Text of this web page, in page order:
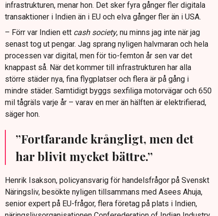
infrastrukturen, menar hon. Det sker fyra gånger fler digitala
transaktioner i Indien än i EU och elva gånger fler än i USA.
– Förr var Indien ett cash society, nu minns jag inte när jag
senast tog ut pengar. Jag sprang nyligen halvmaran och hela
processen var digital, men för tio-femton år sen var det
knappast så. När det kommer till infrastrukturen har alla
större städer nya, fina flygplatser och flera är på gång i
mindre städer. Samtidigt byggs sexfiliga motorvägar och 650
mil tågräls varje år – varav en mer än hälften är elektrifierad,
säger hon.
”Fortfarande krångligt, men det
har blivit mycket bättre.”
Henrik Isakson, policyansvarig för handelsfrågor på Svenskt
Näringsliv, besökte nyligen tillsammans med Asees Ahuja,
senior expert på EU-frågor, flera företag på plats i Indien,